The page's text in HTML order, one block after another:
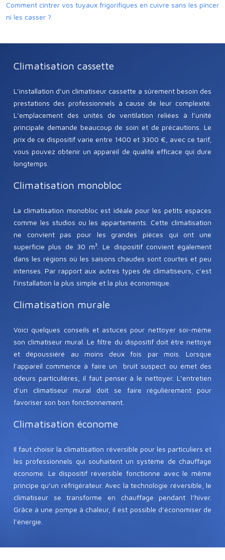
Comment cintrer vos tuyaux frigorifiques en cuivre sans les pincer
ni les casser ?
Climatisation cassette
L’installation d’un climatiseur cassette a sûrement besoin des
prestations des professionnels à cause de leur complexité.
L’emplacement des unités de ventilation reliées à l’unité
principale demande beaucoup de soin et de précautions. Le
prix de ce dispositif varie entre 1400 et 3300 €, avec ce tarif,
vous pouvez obtenir un appareil de qualité efficace qui dure
longtemps.
Climatisation monobloc
La climatisation monobloc est idéale pour les petits espaces
comme les studios ou les appartements. Cette climatisation
ne convient pas pour les grandes pièces qui ont une
superficie plus de 30 m². Le dispositif convient également
dans les régions où les saisons chaudes sont courtes et peu
intenses. Par rapport aux autres types de climatiseurs, c’est
l’installation la plus simple et la plus économique.
Climatisation murale
Voici quelques conseils et astuces pour nettoyer soi-même
son climatiseur mural. Le filtre du dispositif doit être nettoyé
et dépoussiéré au moins deux fois par mois. Lorsque
l’appareil commence à faire un bruit suspect ou émet des
odeurs particulières, il faut penser à le nettoyer. L’entretien
d’un climatiseur mural doit se faire régulièrement pour
favoriser son bon fonctionnement.
Climatisation économe
Il faut choisir la climatisation réversible pour les particuliers et
les professionnels qui souhaitent un système de chauffage
économe. Le dispositif réversible fonctionne avec le même
principe qu’un réfrigérateur. Avec la technologie réversible, le
climatiseur se transforme en chauffage pendant l’hiver.
Grâce à une pompe à chaleur, il est possible d’économiser de
l’énergie.